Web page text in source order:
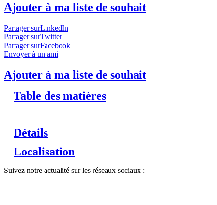
Ajouter à ma liste de souhait
Partager surLinkedIn
Partager surTwitter
Partager surFacebook
Envoyer à un ami
Ajouter à ma liste de souhait
Table des matières
Détails
Localisation
Suivez notre actualité sur les réseaux sociaux :